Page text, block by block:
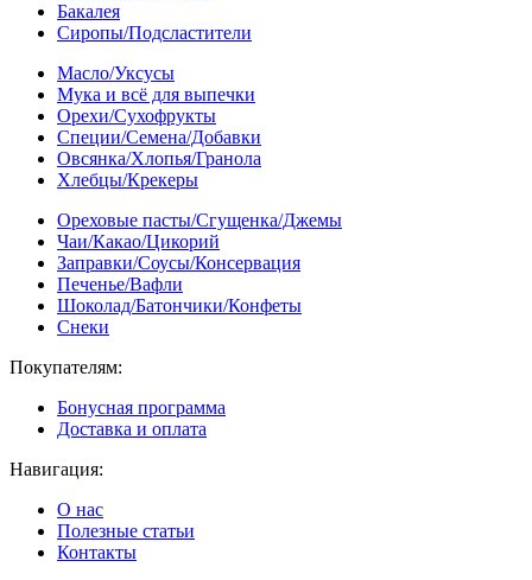
Бакалея
Сиропы/Подсластители
Масло/Уксусы
Мука и всё для выпечки
Орехи/Сухофрукты
Специи/Семена/Добавки
Овсянка/Хлопья/Гранола
Хлебцы/Крекеры
Ореховые пасты/Сгущенка/Джемы
Чаи/Какао/Цикорий
Заправки/Соусы/Консервация
Печенье/Вафли
Шоколад/Батончики/Конфеты
Снеки
Покупателям:
Бонусная программа
Доставка и оплата
Навигация:
О нас
Полезные статьи
Контакты